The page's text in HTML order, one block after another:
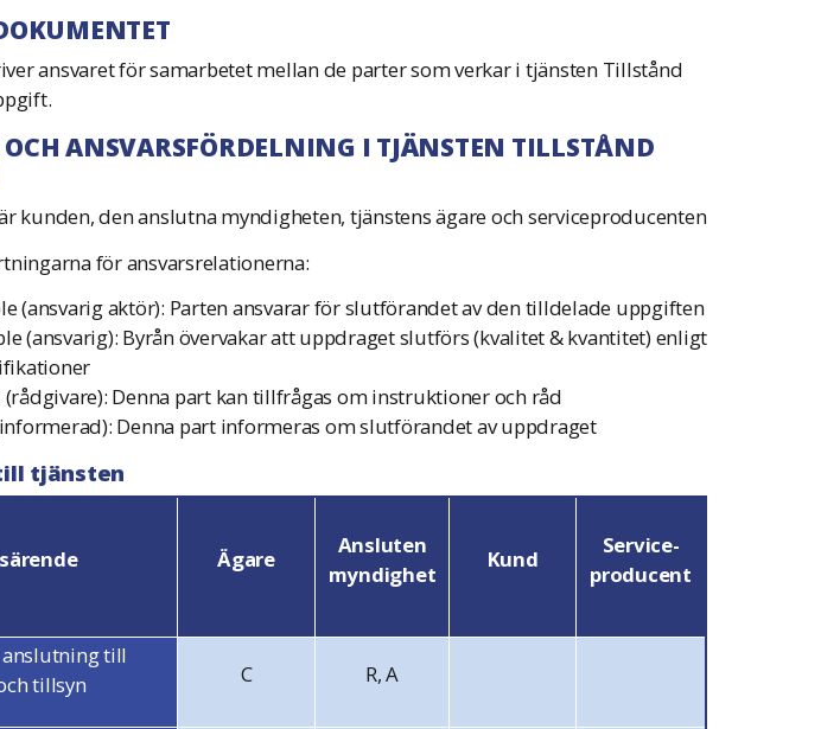
ansvaret för samarbetet mellan de parter som verkar i tjänsten Tillstånd
OCH ANSVARSFÖRDELNING I TJÄNSTEN TILLSTÅND
kunden, den anslutna myndigheten, tjänstens ägare och serviceproducenten
för ansvarsrelationerna:
(ansvarig aktör): Parten ansvarar för slutförandet av den tilldelade uppgiften
(ansvarig): Byrån övervakar att uppdraget slutförs (kvalitet & kvantitet) enligt
(rådgivare): Denna part kan tillfrågas om instruktioner och råd
Denna part informeras om slutförandet av uppdraget
tjänsten
Ägare
Ansluten
myndighet
Kund
Service-
producent
till
tillsyn
C R, A